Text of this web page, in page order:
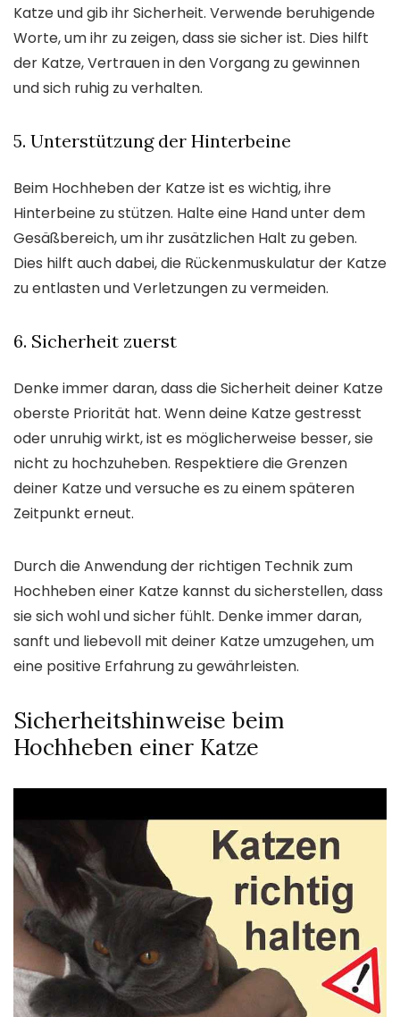
Katze und gib ihr Sicherheit. Verwende beruhigende
Worte, um ihr zu zeigen, dass sie sicher ist. Dies hilft
der Katze, Vertrauen in den Vorgang zu gewinnen
und sich ruhig zu verhalten.
5. Unterstützung der Hinterbeine
Beim Hochheben der Katze ist es wichtig, ihre
Hinterbeine zu stützen. Halte eine Hand unter dem
Gesäßbereich, um ihr zusätzlichen Halt zu geben.
Dies hilft auch dabei, die Rückenmuskulatur der Katze
zu entlasten und Verletzungen zu vermeiden.
6. Sicherheit zuerst
Denke immer daran, dass die Sicherheit deiner Katze
oberste Priorität hat. Wenn deine Katze gestresst
oder unruhig wirkt, ist es möglicherweise besser, sie
nicht zu hochzuheben. Respektiere die Grenzen
deiner Katze und versuche es zu einem späteren
Zeitpunkt erneut.
Durch die Anwendung der richtigen Technik zum
Hochheben einer Katze kannst du sicherstellen, dass
sie sich wohl und sicher fühlt. Denke immer daran,
sanft und liebevoll mit deiner Katze umzugehen, um
eine positive Erfahrung zu gewährleisten.
Sicherheitshinweise beim
Hochheben einer Katze